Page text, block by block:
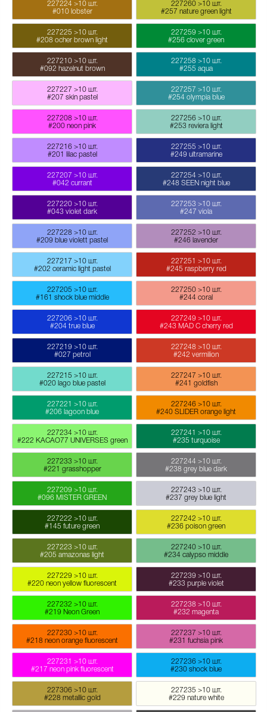
227224
#010 lobster
>10 шт.
227225
#208 ocher brown light
>10 шт.
227210
#092 hazelnut brown
>10 шт.
227227
#207 skin pastel
>10 шт.
227208
#200 neon pink
>10 шт.
227216
#201 lilac pastel
>10 шт.
227207
#042 currant
>10 шт.
227220
#043 violet dark
>10 шт.
227228
#209 blue violett pastel
>10 шт.
227217
#202 ceramic light pastel
>10 шт.
227205
#161 shock blue middle
>10 шт.
227206
#204 true blue
>10 шт.
227219
#027 petrol
>10 шт.
227215
#020 lago blue pastel
>10 шт.
227221
#206 lagoon blue
>10 шт.
227234
#222 KACAO77 UNIVERSES green
>10 шт.
227233
#221 grasshopper
>10 шт.
227209
#096 MISTER GREEN
>10 шт.
227222
#145 future green
>10 шт.
227223
#205 amazonas light
>10 шт.
227229
#220 neon yellow fluorescent
>10 шт.
227232
#219 Neon Green
>10 шт.
227230
#218 neon orange fluorescent
>10 шт.
227231
#217 neon pink fluorescent
>10 шт.
227306
#228 metallic gold
>10 шт.
227260
#257 nature green light
>10 шт.
227259
#256 clover green
>10 шт.
227258
#255 aqua
>10 шт.
227257
#254 olympia blue
>10 шт.
227256
#253 reviera light
>10 шт.
227255
#249 ultramarine
>10 шт.
227254
#248 SEEN night blue
>10 шт.
227253
#247 viola
>10 шт.
227252
#246 lavender
>10 шт.
227251
#245 raspberry red
>10 шт.
227250
#244 coral
>10 шт.
227249
#243 MAD C cherry red
>10 шт.
227248
#242 vermilion
>10 шт.
227247
#241 goldfish
>10 шт.
227246
#240 SLIDER orange light
>10 шт.
227241
#235 turquoise
>10 шт.
227244
#238 grey blue dark
>10 шт.
227243
#237 grey blue light
>10 шт.
227242
#236 poison green
>10 шт.
227240
#234 calypso middle
>10 шт.
227239
#233 purple violet
>10 шт.
227238
#232 magenta
>10 шт.
227237
#231 fuchsia pink
>10 шт.
227236
#230 shock blue
>10 шт.
227235
#229 nature white
>10 шт.